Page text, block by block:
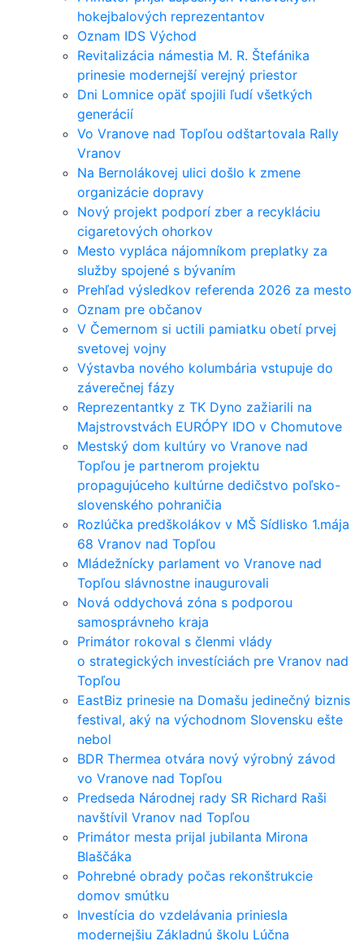
hokejbalových reprezentantov
Oznam IDS Východ
Revitalizácia námestia M. R. Štefánika
prinesie modernejší verejný priestor
Dni Lomnice opäť spojili ľudí všetkých
generácií
Vo Vranove nad Topľou odštartovala Rally
Vranov
Na Bernolákovej ulici došlo k zmene
organizácie dopravy
Nový projekt podporí zber a recykláciu
cigaretových ohorkov
Mesto vypláca nájomníkom preplatky za
služby spojené s bývaním
Prehľad výsledkov referenda 2026 za mesto
Oznam pre občanov
V Čemernom si uctili pamiatku obetí prvej
svetovej vojny
Výstavba nového kolumbária vstupuje do
záverečnej fázy
Reprezentantky z TK Dyno zažiarili na
Majstrovstvách EURÓPY IDO v Chomutove
Mestský dom kultúry vo Vranove nad
Topľou je partnerom projektu
propagujúceho kultúrne dedičstvo poľsko-
slovenského pohraničia
Rozlúčka predškolákov v MŠ Sídlisko 1.mája
68 Vranov nad Topľou
Mládežnícky parlament vo Vranove nad
Topľou slávnostne inaugurovali
Nová oddychová zóna s podporou
samosprávneho kraja
Primátor rokoval s členmi vlády
o strategických investíciách pre Vranov nad
Topľou
EastBiz prinesie na Domašu jedinečný biznis
festival, aký na východnom Slovensku ešte
nebol
BDR Thermea otvára nový výrobný závod
vo Vranove nad Topľou
Predseda Národnej rady SR Richard Raši
navštívil Vranov nad Topľou
Primátor mesta prijal jubilanta Mirona
Blaščáka
Pohrebné obrady počas rekonštrukcie
domov smútku
Investícia do vzdelávania priniesla
modernejšiu Základnú školu Lúčna